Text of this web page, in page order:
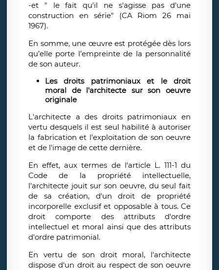
-et " le fait qu'il ne s'agisse pas d'une
construction en série" (CA Riom 26 mai
1967).
En somme, une œuvre est protégée dès lors
qu’elle porte l’empreinte de la personnalité
de son auteur.
Les droits patrimoniaux et le droit
moral de l'architecte sur son oeuvre
originale
L'architecte a des droits patrimoniaux en
vertu desquels il est seul habilité à autoriser
la fabrication et l'exploitation de son oeuvre
et de l'image de cette dernière.
En effet, aux termes de l'article L. 111-1 du
Code de la propriété intellectuelle,
l'architecte jouit sur son oeuvre, du seul fait
de sa création, d'un droit de propriété
incorporelle exclusif et opposable à tous. Ce
droit comporte des attributs d'ordre
intellectuel et moral ainsi que des attributs
d'ordre patrimonial.
En vertu de son droit moral, l'architecte
dispose d'un droit au respect de son oeuvre